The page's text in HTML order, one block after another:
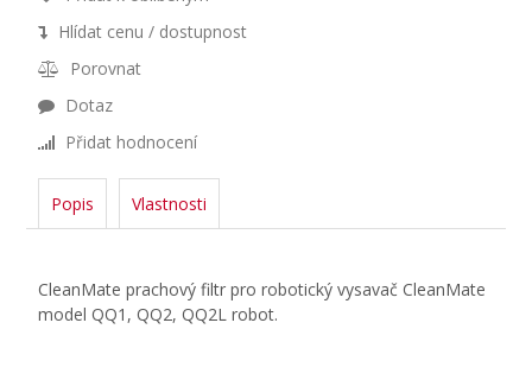
Hlídat cenu / dostupnost
Porovnat
Dotaz
Přidat hodnocení
Popis Vlastnosti
CleanMate prachový filtr pro robotický vysavač CleanMate
model QQ1, QQ2, QQ2L robot.